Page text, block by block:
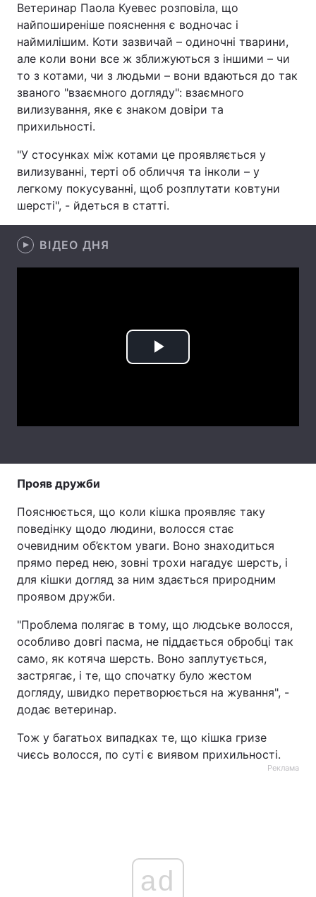
Здоров'я
Цікавинки Погода
Екологія Регіони
Лонгріди
Відео з Youtube Статті
Інтерв'ю Думки
Архів
Контакти
Тема оформлення
Ветеринар Паола Куевес розповіла, що
найпоширеніше пояснення є водночас і
наймилішим. Коти зазвичай – одиночні тварини,
але коли вони все ж зближуються з іншими – чи
то з котами, чи з людьми – вони вдаються до так
званого "взаємного догляду": взаємного
вилизування, яке є знаком довіри та
прихильності.
"У стосунках між котами це проявляється у
вилизуванні, терті об обличчя та інколи – у
легкому покусуванні, щоб розплутати ковтуни
шерсті", - йдеться в статті.
ВІДЕО ДНЯ
Play
Прояв дружби
Пояснюється, що коли кішка проявляє таку
поведінку щодо людини, волосся стає
очевидним об’єктом уваги. Воно знаходиться
прямо перед нею, зовні трохи нагадує шерсть, і
для кішки догляд за ним здається природним
проявом дружби.
"Проблема полягає в тому, що людське волосся,
особливо довгі пасма, не піддається обробці так
само, як котяча шерсть. Воно заплутується,
застрягає, і те, що спочатку було жестом
догляду, швидко перетворюється на жування", -
додає ветеринар.
Тож у багатьох випадках те, що кішка гризе
чиєсь волосся, по суті є виявом прихильності.
Реклама
ad